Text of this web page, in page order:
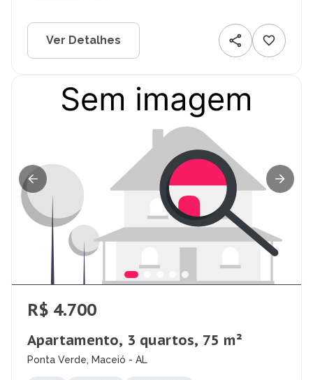
Ver Detalhes
R$ 4.700
Apartamento, 3 quartos, 75 m²
Ponta Verde, Maceió - AL